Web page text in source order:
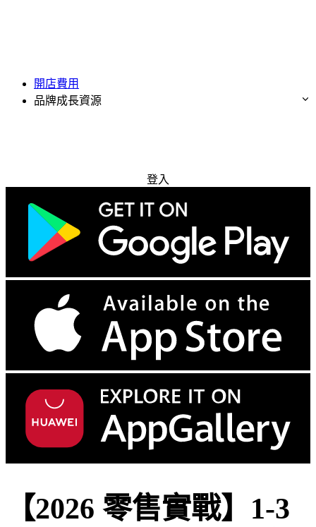
開店費用
品牌成長資源
登入
【2026 零售實戰】1-3